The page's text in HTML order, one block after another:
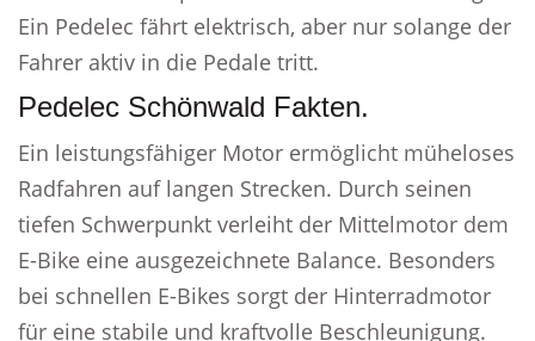
Ein Pedelec fährt elektrisch, aber nur solange der
Fahrer aktiv in die Pedale tritt.
Pedelec Schönwald Fakten.
Ein leistungsfähiger Motor ermöglicht müheloses
Radfahren auf langen Strecken. Durch seinen
tiefen Schwerpunkt verleiht der Mittelmotor dem
E-Bike eine ausgezeichnete Balance. Besonders
bei schnellen E-Bikes sorgt der Hinterradmotor
für eine stabile und kraftvolle Beschleunigung.